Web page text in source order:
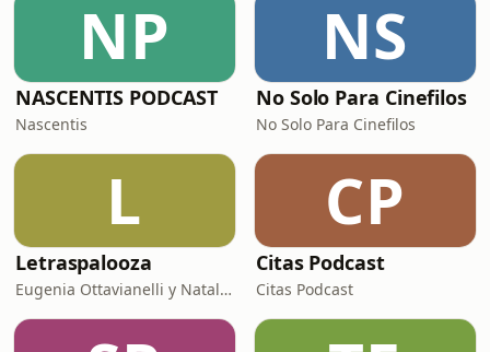
NP
NASCENTIS PODCAST
Nascentis
NS
No Solo Para Cinefilos
No Solo Para Cinefilos
L
Letraspalooza
Eugenia Ottavianelli y Natalia Brandi
CP
Citas Podcast
Citas Podcast